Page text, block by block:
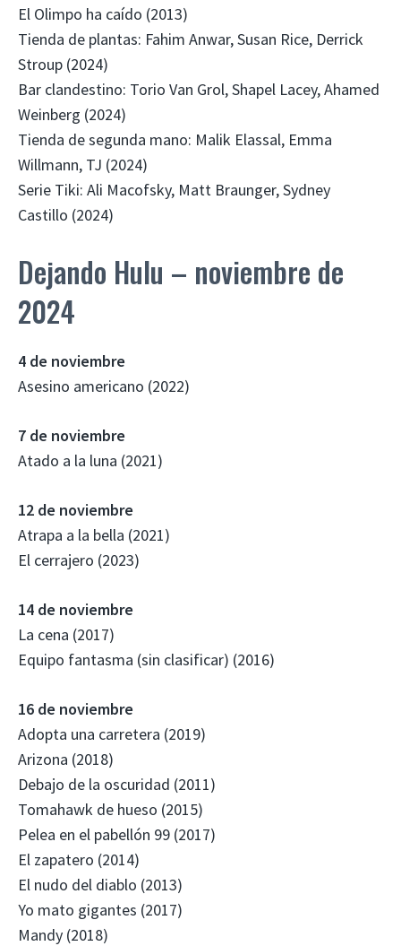
El Olimpo ha caído (2013)
Tienda de plantas: Fahim Anwar, Susan Rice, Derrick
Stroup (2024)
Bar clandestino: Torio Van Grol, Shapel Lacey, Ahamed
Weinberg (2024)
Tienda de segunda mano: Malik Elassal, Emma
Willmann, TJ (2024)
Serie Tiki: Ali Macofsky, Matt Braunger, Sydney
Castillo (2024)
Dejando Hulu – noviembre de
2024
4 de noviembre
Asesino americano (2022)
7 de noviembre
Atado a la luna (2021)
12 de noviembre
Atrapa a la bella (2021)
El cerrajero (2023)
14 de noviembre
La cena (2017)
Equipo fantasma (sin clasificar) (2016)
16 de noviembre
Adopta una carretera (2019)
Arizona (2018)
Debajo de la oscuridad (2011)
Tomahawk de hueso (2015)
Pelea en el pabellón 99 (2017)
El zapatero (2014)
El nudo del diablo (2013)
Yo mato gigantes (2017)
Mandy (2018)